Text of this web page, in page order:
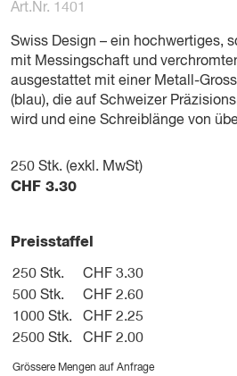
Art.Nr. 1401
Swiss Design – ein hochwertiges,
mit Messingschaft und
ausgestattet mit einer Metall-
(blau), die auf Schweizer
wird und eine Schreiblänge von
250 Stk. (exkl. MwSt)
CHF 3.30
Preisstaffel
250 Stk.
CHF 3.30
500 Stk.
CHF 2.60
1000 Stk.
CHF 2.25
2500 Stk.
CHF 2.00
Grössere Mengen auf Anfrage